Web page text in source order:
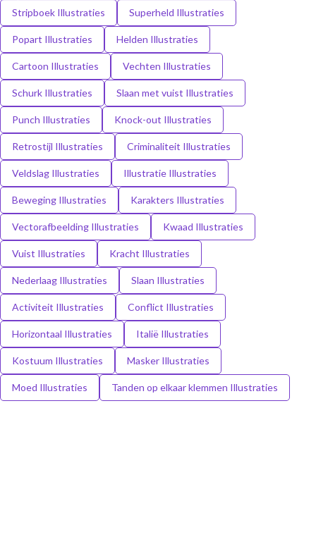
Stripboek Illustraties Superheld Illustraties
Popart Illustraties Helden Illustraties
Cartoon Illustraties Vechten Illustraties
Schurk Illustraties Slaan met vuist Illustraties
Punch Illustraties Knock-out Illustraties
Retrostijl Illustraties Criminaliteit Illustraties
Veldslag Illustraties Illustratie Illustraties
Beweging Illustraties Karakters Illustraties
Vectorafbeelding Illustraties Kwaad Illustraties
Vuist Illustraties Kracht Illustraties
Nederlaag Illustraties Slaan Illustraties
Activiteit Illustraties Conflict Illustraties
Horizontaal Illustraties Italië Illustraties
Kostuum Illustraties Masker Illustraties
Moed Illustraties Tanden op elkaar klemmen Illustraties